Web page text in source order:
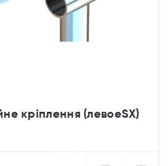
кріплення (левоеSX)